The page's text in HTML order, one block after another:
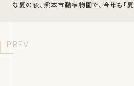
な夏の夜。熊本市動植物園で、今年も「
PREV